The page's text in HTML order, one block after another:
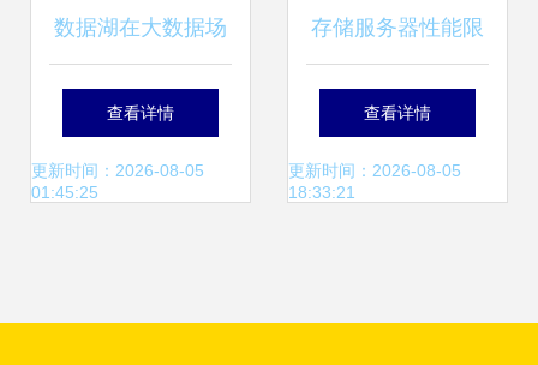
数据湖在大数据场
景下应用和实施方
案调研笔记（增强
查看详情
更新时间：2026-08-05
01:45:25
存储服务器性能限
制 浅谈分布式存储
的性能限制模型
查看详情
更新时间：2026-08-05
18:33:21